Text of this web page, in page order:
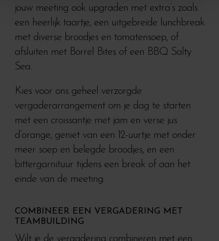
jouw meeting ook upgraden met extra’s zoals
een heerlijk taartje, een uitgebreide lunchbreak
met diverse broodjes en tomatensoep, of
afsluiten met Borrel Bites of een BBQ Salty
Sea.
Kies voor ons geheel verzorgde
vergaderarrangement om je dag te starten
met een croissantje met jam en verse jus
d’orange, geniet van een 12-uurtje met onder
meer soep en belegde broodjes, en een
bittergarnituur tijdens een break of aan het
einde van de meeting.
COMBINEER EEN VERGADERING MET
TEAMBUILDING